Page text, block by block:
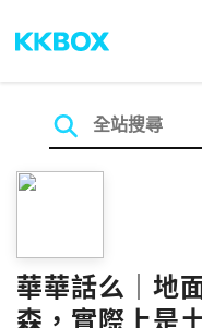
華華話么｜地
森，實際上是